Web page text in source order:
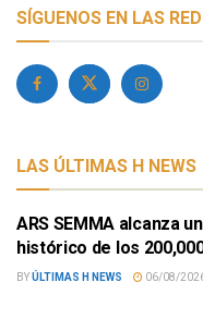
SÍGUENOS EN LAS
LAS ÚLTIMAS H NEWS
ARS SEMMA alcanza
histórico de los
BYÚLTIMAS H NEWS 06/08/